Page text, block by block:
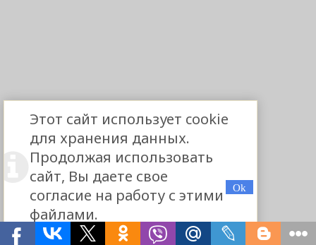
Этот сайт использует cookie
для хранения данных.
Продолжая использовать
сайт, Вы даете свое
согласие на работу с этими
файлами.